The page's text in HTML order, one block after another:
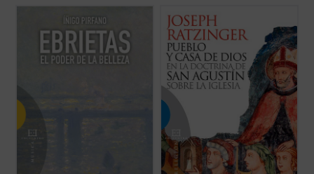
Cuando un filósofo escribe sobre estética,
el resultado constituye en no pocos casos
un ejercicio de admirable erudición que no
consigue penetrar en la naturaleza de la
creación poética. Y al revés; si un artista se
lanza a la difícil tarea ... (ver ficha)
El concepto de pueblo de Dios en la
eclesiología de Agustín de Hipona es el
concepto central de este libro, redactado
como tesis doctoral por Joseph Ratzinger
y que supuso su brillante entrada en el
mundo de la investigación teológica. En ...
(ver ficha)